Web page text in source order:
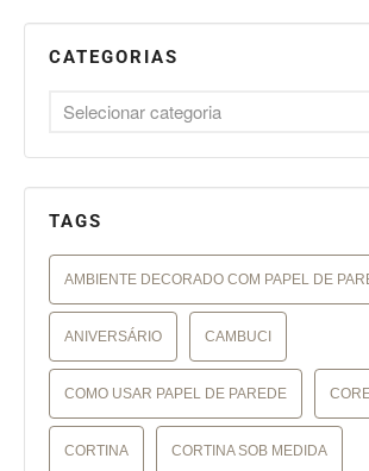
CATEGORIAS
TAGS
AMBIENTE DECORADO COM PAPEL DE
ANIVERSÁRIO CAMBUCI
COMO USAR PAPEL DE PAREDE
CORTINA CORTINA SOB MEDIDA